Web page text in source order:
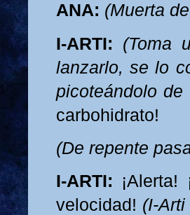
ANA: (Muerta
I-ARTI:
(Toma
lanzarlo, se lo
picoteándolo
carbohidrato!
(De repente
I-ARTI:
velocidad! (I-